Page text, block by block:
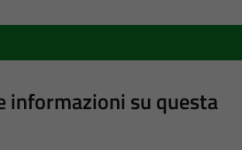
informazioni su questa